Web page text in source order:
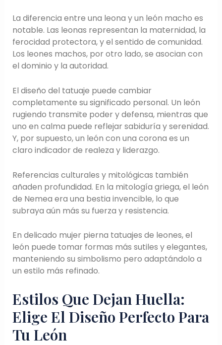
La diferencia entre una leona y un león macho es
notable. Las leonas representan la maternidad, la
ferocidad protectora, y el sentido de comunidad.
Los leones machos, por otro lado, se asocian con
el dominio y la autoridad.
El diseño del tatuaje puede cambiar
completamente su significado personal. Un león
rugiendo transmite poder y defensa, mientras que
uno en calma puede reflejar sabiduría y serenidad.
Y, por supuesto, un león con una corona es un
claro indicador de realeza y liderazgo.
Referencias culturales y mitológicas también
añaden profundidad. En la mitología griega, el león
de Nemea era una bestia invencible, lo que
subraya aún más su fuerza y resistencia.
En delicado mujer pierna tatuajes de leones, el
león puede tomar formas más sutiles y elegantes,
manteniendo su simbolismo pero adaptándolo a
un estilo más refinado.
Estilos Que Dejan Huella:
Elige El Diseño Perfecto Para
Tu León